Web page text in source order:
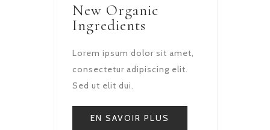
New Organic
Ingredients
Lorem ipsum dolor sit amet,
consectetur adipiscing elit.
Sed ut elit dui.
EN SAVOIR PLUS